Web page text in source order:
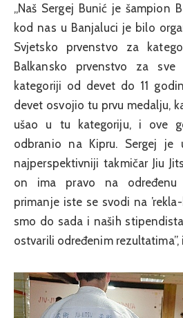
„Naš Sergej Bunić je šampion
kod nas u Banjaluci je bilo
Svjetsko prvenstvo za
Balkansko prvenstvo za
kategoriji od devet do 11
devet osvojio tu prvu medalju,
ušao u tu kategoriju, i ove
odbranio na Kipru. Sergej je
najperspektivniji takmičar Jiu
on ima pravo na određenu
primanje iste se svodi na
smo do sada i naših
ostvarili određenim